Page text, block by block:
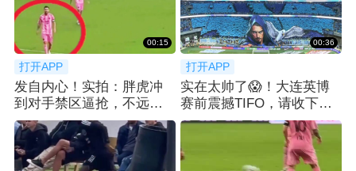
00:15
打开APP
发自内心！实拍：胖虎冲
到对手禁区逼抢，不远处
梅西微笑送上掌声
00:36
打开APP
实在太帅了😱！大连英博
赛前震撼TIFO，请收下我
的膝盖